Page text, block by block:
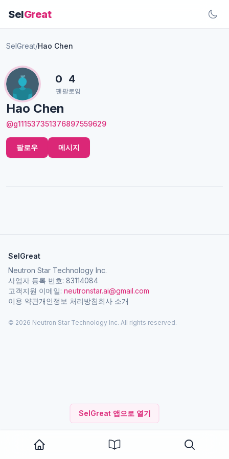
SelGreat
SelGreat 앱으로 열기
SelGreat/Hao Chen
Hao Chen
@g111537351376897559629
0
팬
4
팔로잉
팔로우 메시지
SelGreat
Neutron Star Technology Inc.
사업자 등록 번호: 83114084
고객지원 이메일: neutronstar.ai@gmail.com
이용 약관개인정보 처리방침회사 소개
© 2026 Neutron Star Technology Inc. All rights reserved.